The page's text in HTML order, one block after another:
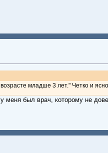
младше 3 лет." Четко и ясно.
меня был врач, которому не